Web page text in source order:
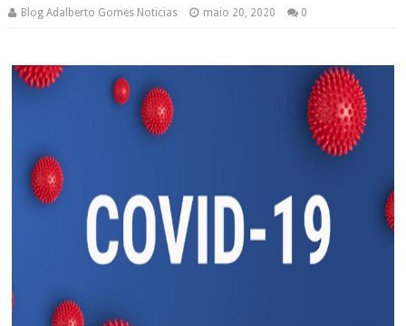
Blog Adalberto Gomes Noticias maio 20, 2020 0